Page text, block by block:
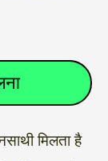
मिलता है